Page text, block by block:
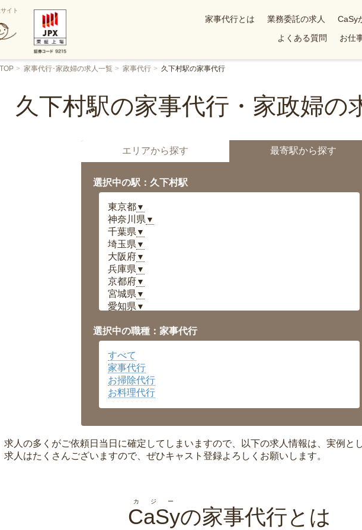
イト
家事代行とは 業務委託の求人 CaSy
よくある質問
お仕
家事代行･家政婦の求人一覧 家事代行 久下村駅の家事代行
久下村駅の家事代行・家政婦の
エリアから探す 最寄駅から探す
選択中の駅：久下村駅
東京都▼
神奈川県 ▼
千葉県 ▼
埼玉県 ▼
大阪府▼
兵庫県 ▼
京都府▼
宮城県 ▼
愛知県 ▼
岡山県▼
広島県▼
沖縄県
選択中の職種：家事代行
すべて
家事代行
お掃除代行
お料理代行
求人の多くがご依頼日当日に確定してしまいますので、以下の求人情報は、実例と
求人はたくさんございますので、ぜひキャスト登録よろしくお願いします。
CaSy
カジー
の家事代行とは